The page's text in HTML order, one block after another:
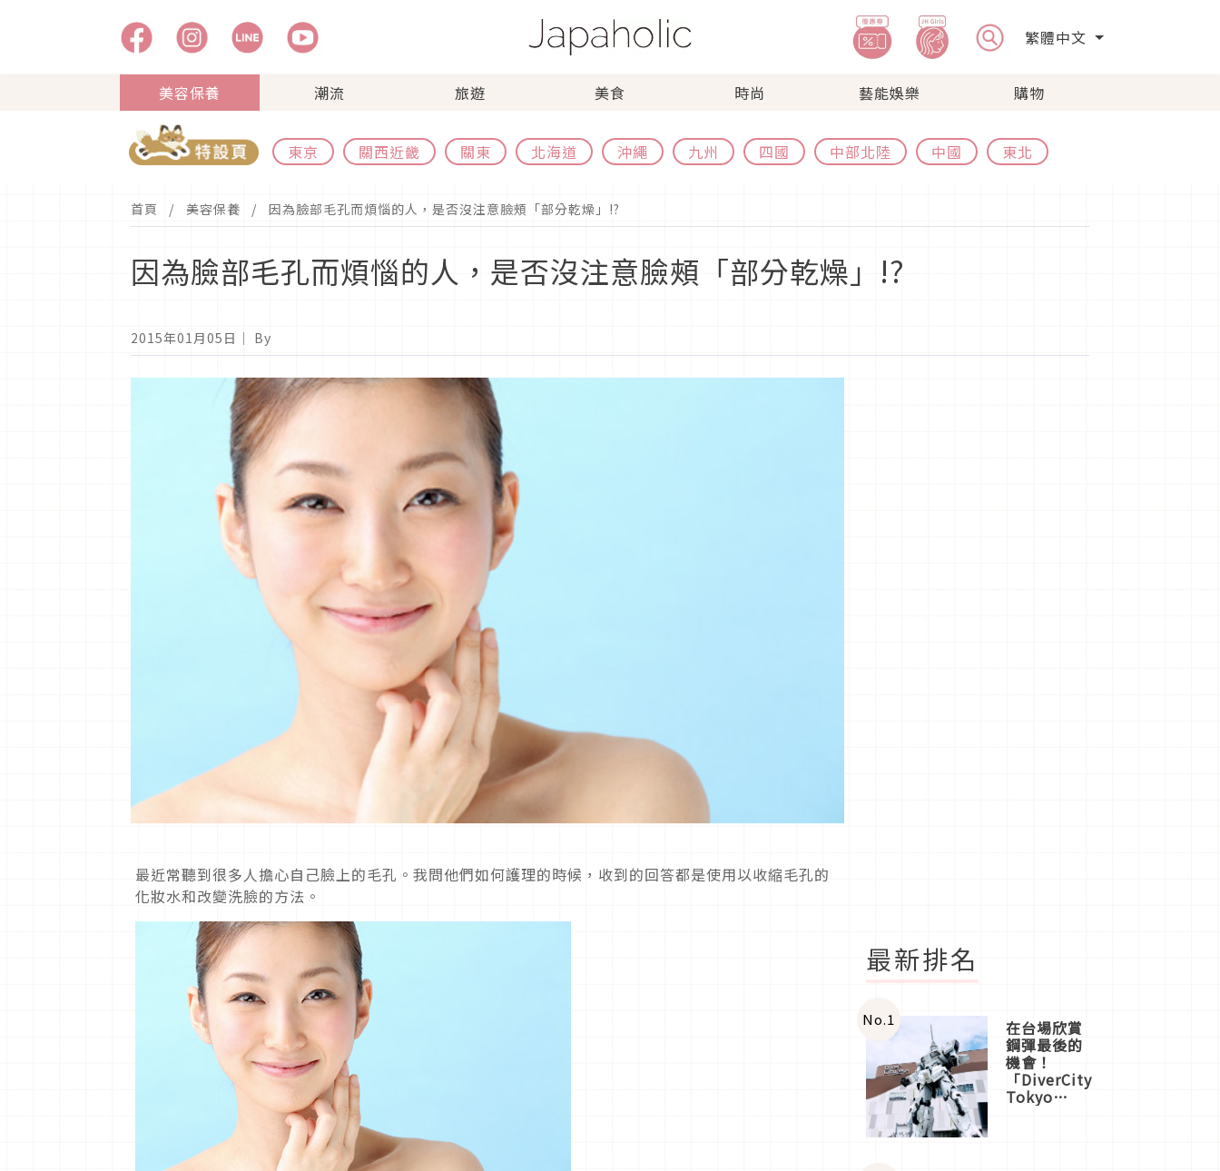
繁體中文
美容保養 潮流 旅遊 美食 時尚 藝能娛樂 購物
東京 關西近畿 關東 北海道 沖繩 九州 四國 中部北陸 中國 東北
首頁 美容保養 因為臉部毛孔而煩惱的人，是否沒注意臉頰「部分乾燥」!?
因為臉部毛孔而煩惱的人，是否沒注意臉頰「部分乾燥」!?
2015年01月05日 ｜ By
最近常聽到很多人擔心自己臉上的毛孔。我問他們如何護理的時候，收到的回答都是使用以收縮毛孔的
化妝水和改變洗臉的方法。
最新排名
No.1 在台場欣賞
鋼彈最後的
機會！
「DiverCity
Tokyo